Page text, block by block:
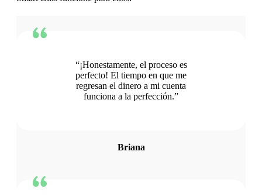
“¡Honestamente, el proceso es
perfecto! El tiempo en que me
regresan el dinero a mi cuenta
funciona a la perfección.”
Briana